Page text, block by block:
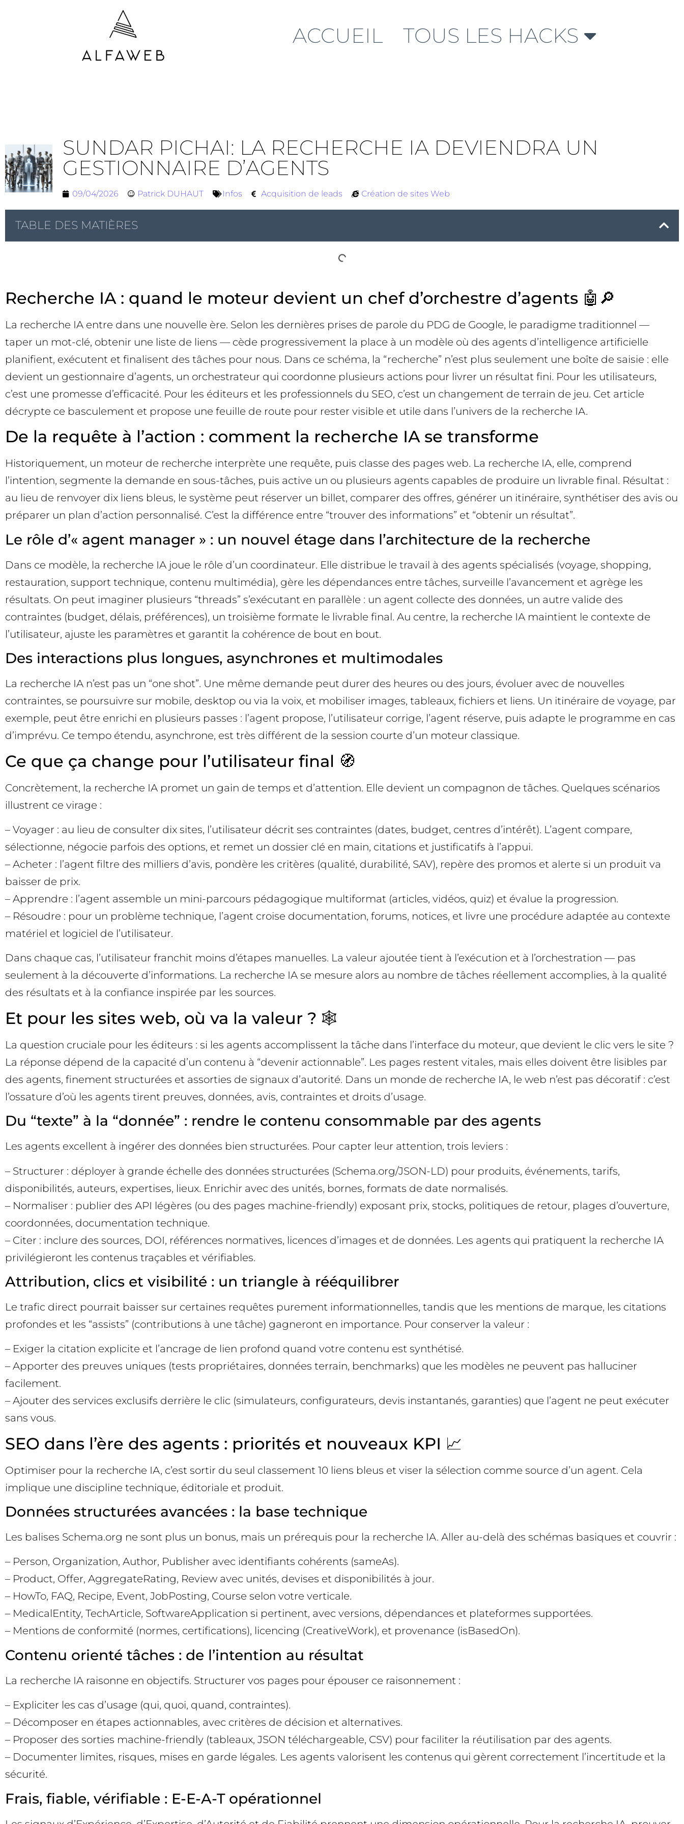
ACCUEIL TOUS LES HACKS
SUNDAR PICHAI: LA RECHERCHE IA DEVIENDRA UN
GESTIONNAIRE D’AGENTS
09/04/2026 Patrick DUHAUT Infos Acquisition de leads Création de sites Web
TABLE DES MATIÈRES
Recherche IA : quand le moteur devient un chef d’orchestre d’agents 🤖🔎
La recherche IA entre dans une nouvelle ère. Selon les dernières prises de parole du PDG de Google, le paradigme traditionnel —
taper un mot-clé, obtenir une liste de liens — cède progressivement la place à un modèle où des agents d’intelligence artificielle
planifient, exécutent et finalisent des tâches pour nous. Dans ce schéma, la “recherche” n’est plus seulement une boîte de saisie : elle
devient un gestionnaire d’agents, un orchestrateur qui coordonne plusieurs actions pour livrer un résultat fini. Pour les utilisateurs,
c’est une promesse d’efficacité. Pour les éditeurs et les professionnels du SEO, c’est un changement de terrain de jeu. Cet article
décrypte ce basculement et propose une feuille de route pour rester visible et utile dans l’univers de la recherche IA.
De la requête à l’action : comment la recherche IA se transforme
Historiquement, un moteur de recherche interprète une requête, puis classe des pages web. La recherche IA, elle, comprend
l’intention, segmente la demande en sous-tâches, puis active un ou plusieurs agents capables de produire un livrable final. Résultat :
au lieu de renvoyer dix liens bleus, le système peut réserver un billet, comparer des offres, générer un itinéraire, synthétiser des avis ou
préparer un plan d’action personnalisé. C’est la différence entre “trouver des informations” et “obtenir un résultat”.
Le rôle d’« agent manager » : un nouvel étage dans l’architecture de la recherche
Dans ce modèle, la recherche IA joue le rôle d’un coordinateur. Elle distribue le travail à des agents spécialisés (voyage, shopping,
restauration, support technique, contenu multimédia), gère les dépendances entre tâches, surveille l’avancement et agrège les
résultats. On peut imaginer plusieurs “threads” s’exécutant en parallèle : un agent collecte des données, un autre valide des
contraintes (budget, délais, préférences), un troisième formate le livrable final. Au centre, la recherche IA maintient le contexte de
l’utilisateur, ajuste les paramètres et garantit la cohérence de bout en bout.
Des interactions plus longues, asynchrones et multimodales
La recherche IA n’est pas un “one shot”. Une même demande peut durer des heures ou des jours, évoluer avec de nouvelles
contraintes, se poursuivre sur mobile, desktop ou via la voix, et mobiliser images, tableaux, fichiers et liens. Un itinéraire de voyage, par
exemple, peut être enrichi en plusieurs passes : l’agent propose, l’utilisateur corrige, l’agent réserve, puis adapte le programme en cas
d’imprévu. Ce tempo étendu, asynchrone, est très différent de la session courte d’un moteur classique.
Ce que ça change pour l’utilisateur final 🧭
Concrètement, la recherche IA promet un gain de temps et d’attention. Elle devient un compagnon de tâches. Quelques scénarios
illustrent ce virage :
– Voyager : au lieu de consulter dix sites, l’utilisateur décrit ses contraintes (dates, budget, centres d’intérêt). L’agent compare,
sélectionne, négocie parfois des options, et remet un dossier clé en main, citations et justificatifs à l’appui.
– Acheter : l’agent filtre des milliers d’avis, pondère les critères (qualité, durabilité, SAV), repère des promos et alerte si un produit va
baisser de prix.
– Apprendre : l’agent assemble un mini-parcours pédagogique multiformat (articles, vidéos, quiz) et évalue la progression.
– Résoudre : pour un problème technique, l’agent croise documentation, forums, notices, et livre une procédure adaptée au contexte
matériel et logiciel de l’utilisateur.
Dans chaque cas, l’utilisateur franchit moins d’étapes manuelles. La valeur ajoutée tient à l’exécution et à l’orchestration — pas
seulement à la découverte d’informations. La recherche IA se mesure alors au nombre de tâches réellement accomplies, à la qualité
des résultats et à la confiance inspirée par les sources.
Et pour les sites web, où va la valeur ? 🕸️
La question cruciale pour les éditeurs : si les agents accomplissent la tâche dans l’interface du moteur, que devient le clic vers le site ?
La réponse dépend de la capacité d’un contenu à “devenir actionnable”. Les pages restent vitales, mais elles doivent être lisibles par
des agents, finement structurées et assorties de signaux d’autorité. Dans un monde de recherche IA, le web n’est pas décoratif : c’est
l’ossature d’où les agents tirent preuves, données, avis, contraintes et droits d’usage.
Du “texte” à la “donnée” : rendre le contenu consommable par des agents
Les agents excellent à ingérer des données bien structurées. Pour capter leur attention, trois leviers :
– Structurer : déployer à grande échelle des données structurées (Schema.org/JSON-LD) pour produits, événements, tarifs,
disponibilités, auteurs, expertises, lieux. Enrichir avec des unités, bornes, formats de date normalisés.
– Normaliser : publier des API légères (ou des pages machine-friendly) exposant prix, stocks, politiques de retour, plages d’ouverture,
coordonnées, documentation technique.
– Citer : inclure des sources, DOI, références normatives, licences d’images et de données. Les agents qui pratiquent la recherche IA
privilégieront les contenus traçables et vérifiables.
Attribution, clics et visibilité : un triangle à rééquilibrer
Le trafic direct pourrait baisser sur certaines requêtes purement informationnelles, tandis que les mentions de marque, les citations
profondes et les “assists” (contributions à une tâche) gagneront en importance. Pour conserver la valeur :
– Exiger la citation explicite et l’ancrage de lien profond quand votre contenu est synthétisé.
– Apporter des preuves uniques (tests propriétaires, données terrain, benchmarks) que les modèles ne peuvent pas halluciner
facilement.
– Ajouter des services exclusifs derrière le clic (simulateurs, configurateurs, devis instantanés, garanties) que l’agent ne peut exécuter
sans vous.
SEO dans l’ère des agents : priorités et nouveaux KPI 📈
Optimiser pour la recherche IA, c’est sortir du seul classement 10 liens bleus et viser la sélection comme source d’un agent. Cela
implique une discipline technique, éditoriale et produit.
Données structurées avancées : la base technique
Les balises Schema.org ne sont plus un bonus, mais un prérequis pour la recherche IA. Aller au-delà des schémas basiques et couvrir :
– Person, Organization, Author, Publisher avec identifiants cohérents (sameAs).
– Product, Offer, AggregateRating, Review avec unités, devises et disponibilités à jour.
– HowTo, FAQ, Recipe, Event, JobPosting, Course selon votre verticale.
– MedicalEntity, TechArticle, SoftwareApplication si pertinent, avec versions, dépendances et plateformes supportées.
– Mentions de conformité (normes, certifications), licencing (CreativeWork), et provenance (isBasedOn).
Contenu orienté tâches : de l’intention au résultat
La recherche IA raisonne en objectifs. Structurer vos pages pour épouser ce raisonnement :
– Expliciter les cas d’usage (qui, quoi, quand, contraintes).
– Décomposer en étapes actionnables, avec critères de décision et alternatives.
– Proposer des sorties machine-friendly (tableaux, JSON téléchargeable, CSV) pour faciliter la réutilisation par des agents.
– Documenter limites, risques, mises en garde légales. Les agents valorisent les contenus qui gèrent correctement l’incertitude et la
sécurité.
Frais, fiable, vérifiable : E-E-A-T opérationnel